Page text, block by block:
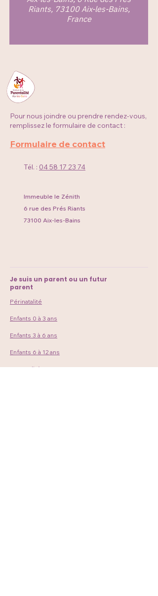
Riants, 73100 Aix-les-Bains,
France
Pour nous joindre ou prendre rendez-vous,
remplissez le formulaire de contact :
Formulaire de contact
Tél. : 04 58 17 23 74
Immeuble le Zénith
6 rue des Prés Riants
73100 Aix-les-Bains
Je suis un parent ou un futur
parent
Périnatalité
Enfants 0 à 3 ans
Enfants 3 à 6 ans
Enfants 6 à 12 ans
Parentalités